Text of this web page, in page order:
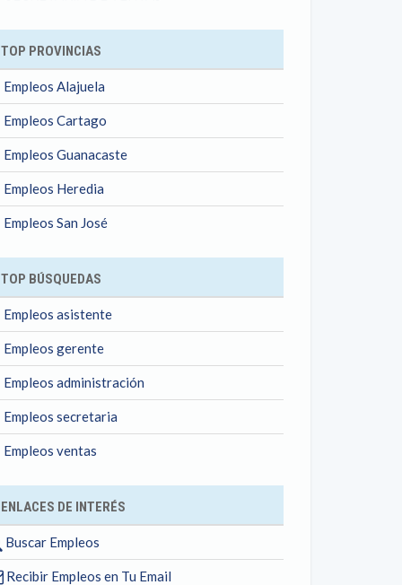
TOP PROVINCIAS
Empleos Alajuela
Empleos Cartago
Empleos Guanacaste
Empleos Heredia
Empleos San José
TOP BÚSQUEDAS
Empleos asistente
Empleos gerente
Empleos administración
Empleos secretaria
Empleos ventas
ENLACES DE INTERÉS
Buscar Empleos
Recibir Empleos en Tu Email